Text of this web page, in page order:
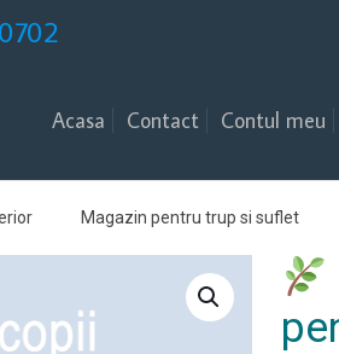
Acasa Contact Contul meu
Magazin pentru trup si suflet